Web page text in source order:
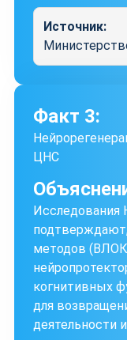
Источник:
Факт 3:
ЦНС
методов
когнитивных
для
деятельности